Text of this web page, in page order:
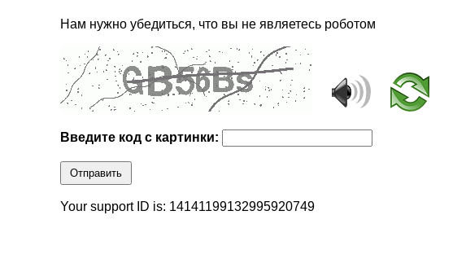
Нам нужно убедиться, что вы не являетесь роботом
Введите код с картинки:
Отправить
Your support ID is: 14141199132995920749